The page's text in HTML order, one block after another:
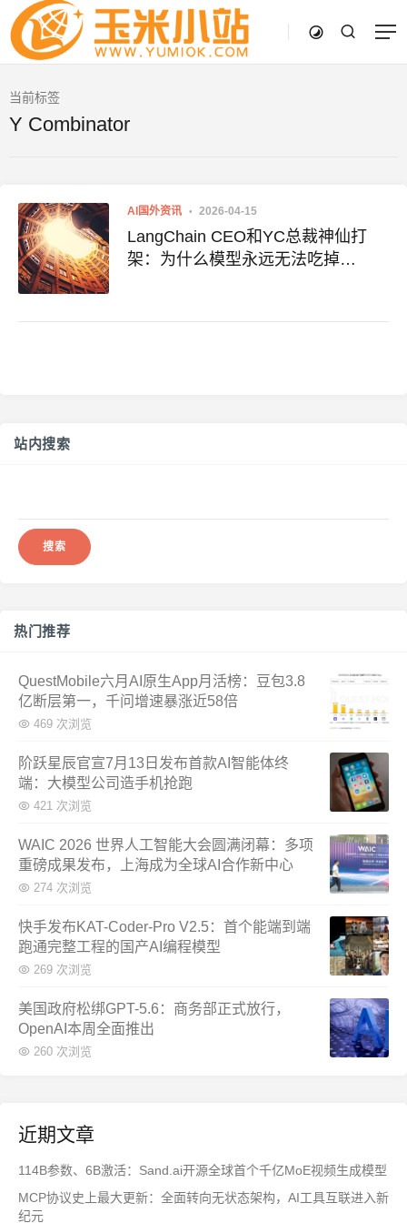
当前标签
Y Combinator
AI国外资讯 2026-04-15
LangChain CEO和YC总裁神仙打
架：为什么模型永远无法吃掉
站内搜索
热门推荐
QuestMobile六月AI原生App月活榜：豆包3.8
亿断层第一，千问增速暴涨近58倍
469 次浏览
阶跃星辰官宣7月13日发布首款AI智能体终
端：大模型公司造手机抢跑
421 次浏览
WAIC 2026 世界人工智能大会圆满闭幕：多项
重磅成果发布，上海成为全球AI合作新中心
274 次浏览
快手发布KAT-Coder-Pro V2.5：首个能端到端
跑通完整工程的国产AI编程模型
269 次浏览
美国政府松绑GPT-5.6：商务部正式放行，
OpenAI本周全面推出
260 次浏览
近期文章
114B参数、6B激活：Sand.ai开源全球首个千亿MoE视频生成模型
MCP协议史上最大更新：全面转向无状态架构，AI工具互联进入新
纪元